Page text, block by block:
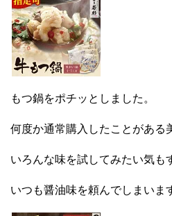
もつ鍋をポチッとしました。
何度か通常購入したことがある
いろんな味を試してみたい気も
いつも醤油味を頼んでしまいま